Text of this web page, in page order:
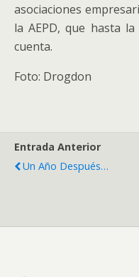
asociaciones
la AEPD, que hasta
cuenta.
Foto: Drogdon
Entrada Anterior
Un Año Después…